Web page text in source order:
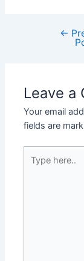
←
Leave a
Your email
fields are
here..